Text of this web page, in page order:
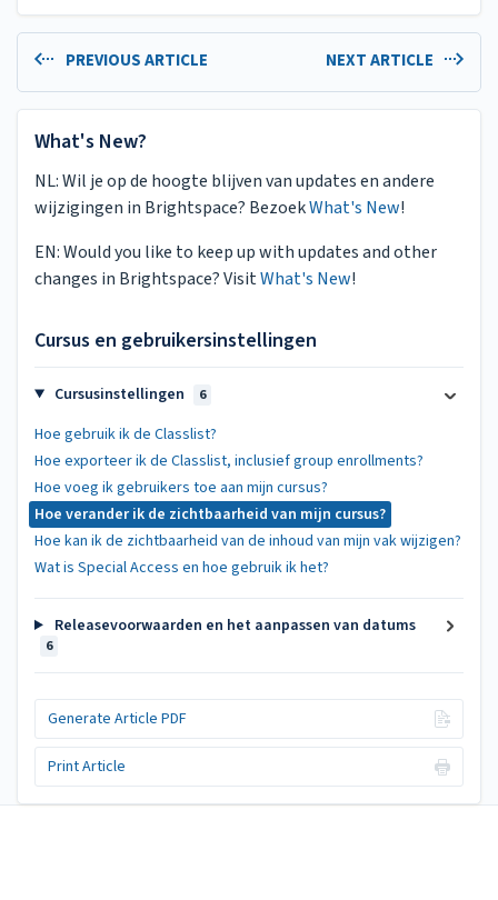
PREVIOUS ARTICLE NEXT ARTICLE
What's New?
NL: Wil je op de hoogte blijven van updates en andere
wijzigingen in Brightspace? BezoekWhat's New!
EN: Would you like to keep up with updates and other
changes in Brightspace? VisitWhat's New!
Cursus en gebruikersinstellingen
Cursusinstellingen 6
Hoe gebruik ik de Classlist?
Hoe exporteer ik de Classlist, inclusief group enrollments?
Hoe voeg ik gebruikers toe aan mijn cursus?
Hoe verander ik de zichtbaarheid van mijn cursus?
Hoe kan ik de zichtbaarheid van de inhoud van mijn vak wijzigen?
Wat is Special Access en hoe gebruik ik het?
Releasevoorwaarden en het aanpassen van datums
6
Generate Article PDF
Print Article